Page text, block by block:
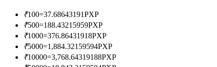
Informacja
Analiza Big Data, w tym informacje handlowe itp.
₹100=37.68643191PXP
₹500=188.43215959PXP
₹1000=376.86431918PXP
₹5000=1,884.32159594PXP
₹10000=3,768.64319188PXP